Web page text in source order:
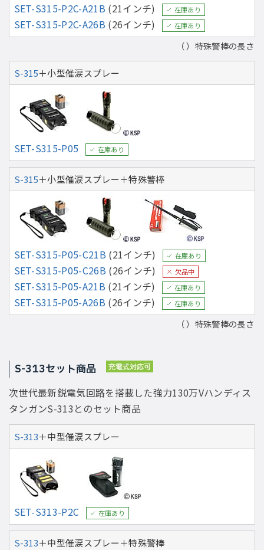
SET-S315-P2C-A21B (21インチ) 在庫あり
SET-S315-P2C-A26B (26インチ) 在庫あり
（ ）特殊警棒の長さ
S-315＋小型催涙スプレー
SET-S315-P05 在庫あり
S-315＋小型催涙スプレー＋特殊警棒
SET-S315-P05-C21B (21インチ) 在庫あり
SET-S315-P05-C26B (26インチ) 欠品中
SET-S315-P05-A21B (21インチ) 在庫あり
SET-S315-P05-A26B (26インチ) 在庫あり
（ ）特殊警棒の長さ
S-313セット商品
次世代最新鋭電気回路を搭載した強力130万Vハンディス
タンガンS-313とのセット商品
S-313＋中型催涙スプレー
SET-S313-P2C 在庫あり
S-313＋中型催涙スプレー＋特殊警棒